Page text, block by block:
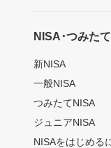
NISA･つみた
新NISA
一般NISA
つみたてNISA
ジュニアNISA
NISAをはじめる